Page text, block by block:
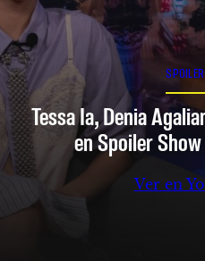
Tessa Ia, Denia
en Spoiler
Ver en